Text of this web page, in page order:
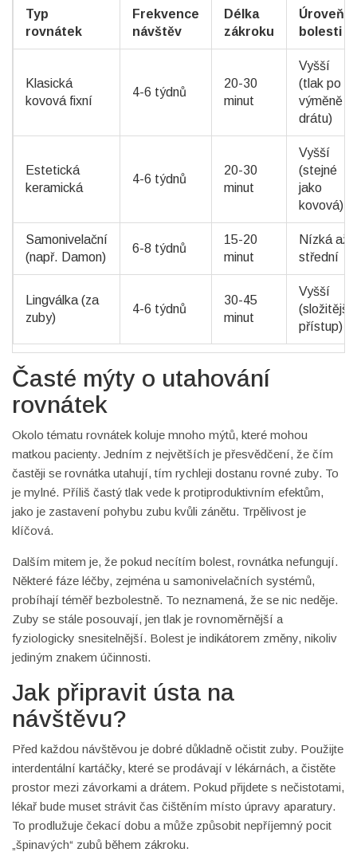
Typ
rovnátek
Frekvence
návštěv
Délka
zákroku
Úroveň
bolesti
Klasická
kovová fixní
4-6 týdnů
20-30
minut
Vyšší
(tlak po
výměně
drátu)
Estetická
keramická
4-6 týdnů
20-30
minut
Vyšší
(stejné
jako
kovová)
Samonivelační
(např. Damon)
6-8 týdnů
15-20
minut
Nízká až
střední
Lingválka (za
zuby)
4-6 týdnů
30-45
minut
Vyšší
(složitější
přístup)
Časté mýty o utahování
rovnátek
Okolo tématu rovnátek koluje mnoho mýtů, které mohou
matkou pacienty. Jedním z největších je přesvědčení, že čím
častěji se rovnátka utahují, tím rychleji dostanu rovné zuby. To
je mylné. Příliš častý tlak vede k protiproduktivním efektům,
jako je zastavení pohybu zubu kvůli zánětu. Trpělivost je
klíčová.
Dalším mitem je, že pokud necítím bolest, rovnátka nefungují.
Některé fáze léčby, zejména u samonivelačních systémů,
probíhají téměř bezbolestně. To neznamená, že se nic neděje.
Zuby se stále posouvají, jen tlak je rovnoměrnější a
fyziologicky snesitelnější. Bolest je indikátorem změny, nikoliv
jediným znakem účinnosti.
Jak připravit ústa na
návštěvu?
Před každou návštěvou je dobré důkladně očistit zuby. Použijte
interdentální kartáčky, které se prodávají v lékárnách, a čistěte
prostor mezi závorkami a drátem. Pokud přijdete s nečistotami,
lékař bude muset strávit čas čištěním místo úpravy aparatury.
To prodlužuje čekací dobu a může způsobit nepříjemný pocit
„špinavých“ zubů během zákroku.